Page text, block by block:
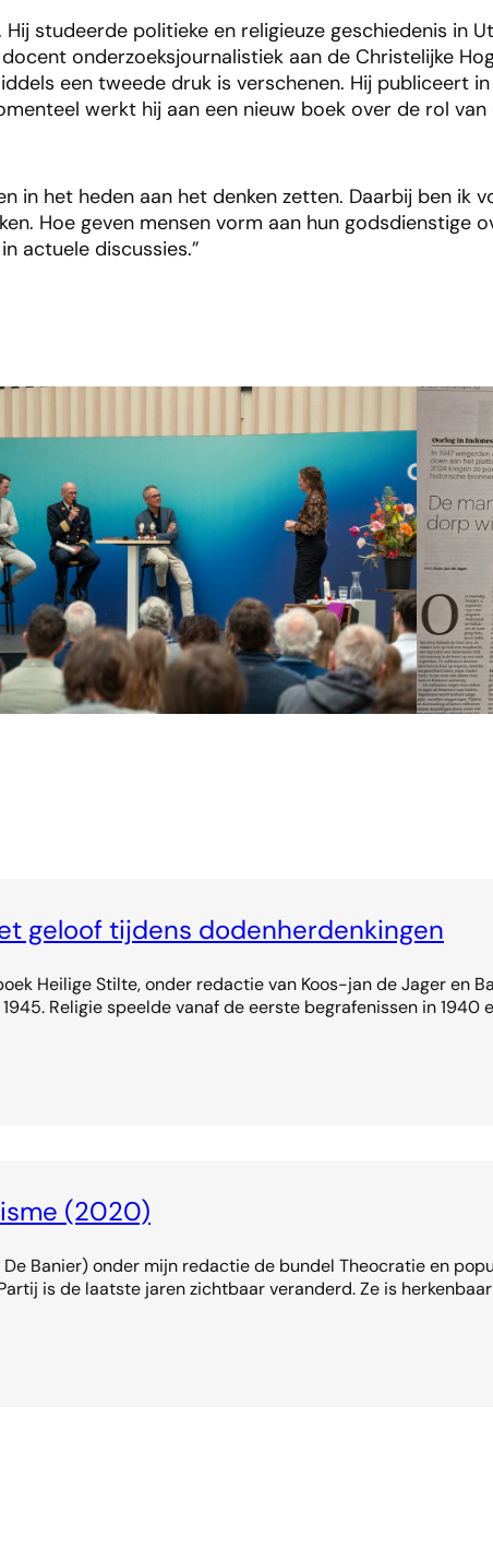
studeerde politieke en religieuze geschiedenis in
onderzoeksjournalistiek aan de Christelijke
een tweede druk is verschenen. Hij publiceert in
werkt hij aan een nieuw boek over de rol
in het heden aan het denken zetten. Daarbij ben ik
Hoe geven mensen vorm aan hun godsdienstige
actuele discussies.”
geloof tijdens dodenherdenkingen
Heilige Stilte, onder redactie van Koos-jan de Jager en
Religie speelde vanaf de eerste begrafenissen in 1940
(2020)
Banier) onder mijn redactie de bundel Theocratie en
is de laatste jaren zichtbaar veranderd. Ze is